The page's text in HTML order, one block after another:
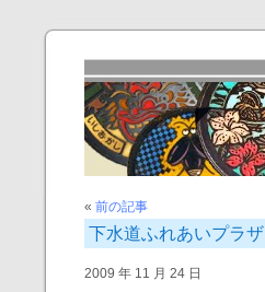
« 前の記事
下水道ふれあいプラ
2009 年 11 月 24 日